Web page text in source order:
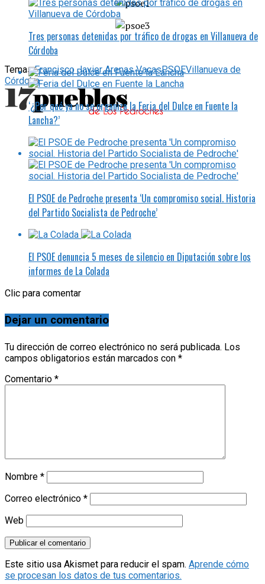
Temas:Francisco Javier Arenas VacasPSOEVillanueva de
Córdoba
Tres personas detenidas por tráfico de drogas en Villanueva de
Córdoba
‘¿Por qué ya no se organiza la Feria del Dulce en Fuente la
Lancha?’
El PSOE de Pedroche presenta ‘Un compromiso social. Historia
del Partido Socialista de Pedroche’
El PSOE denuncia 5 meses de silencio en Diputación sobre los
informes de La Colada
Clic para comentar
Dejar un comentario
Tu dirección de correo electrónico no será publicada. Los
campos obligatorios están marcados con *
Comentario *
Nombre *
Correo electrónico *
Web
Este sitio usa Akismet para reducir el spam. Aprende cómo
se procesan los datos de tus comentarios.